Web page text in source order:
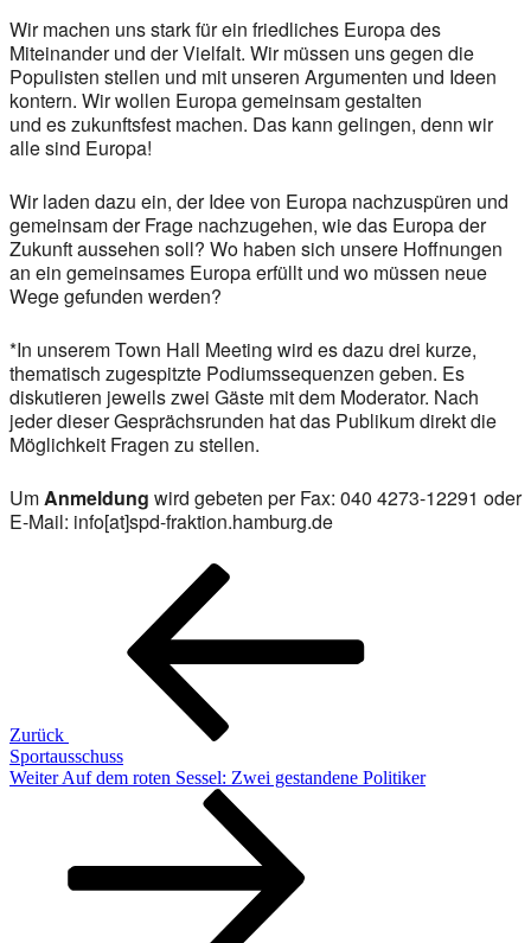
Wir machen uns stark für ein friedliches Europa des
Miteinander und der Vielfalt. Wir müssen uns gegen die
Populisten stellen und mit unseren Argumenten und Ideen
kontern. Wir wollen Europa gemeinsam gestalten
und es zukunftsfest machen. Das kann gelingen, denn wir
alle sind Europa!
Wir laden dazu ein, der Idee von Europa nachzuspüren und
gemeinsam der Frage nachzugehen, wie das Europa der
Zukunft aussehen soll? Wo haben sich unsere Hoffnungen
an ein gemeinsames Europa erfüllt und wo müssen neue
Wege gefunden werden?
*In unserem Town Hall Meeting wird es dazu drei kurze,
thematisch zugespitzte Podiumssequenzen geben. Es
diskutieren jeweils zwei Gäste mit dem Moderator. Nach
jeder dieser Gesprächsrunden hat das Publikum direkt die
Möglichkeit Fragen zu stellen.
UmAnmeldung wird gebeten per Fax: 040 4273-12291 oder
E-Mail: info[at]spd-fraktion.hamburg.de
Beitragsnavigation
Zurück
Sportausschuss
Nächster
Weiter Auf dem roten Sessel: Zwei gestandene Politiker